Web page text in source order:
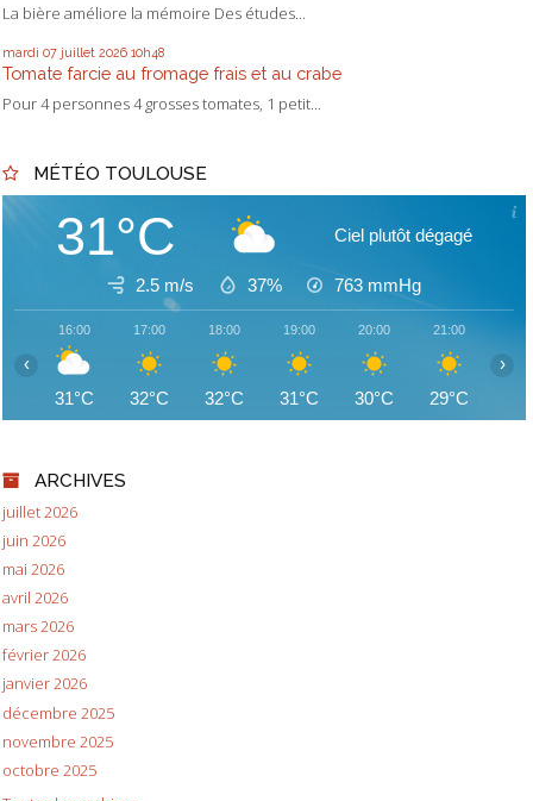
La bière améliore la mémoire Des études...
mardi 07 juillet 2026 10h48
Tomate farcie au fromage frais et au crabe
Pour 4 personnes 4 grosses tomates, 1 petit...
MÉTÉO TOULOUSE
31°C Ciel plutôt dégagé
2.5 m/s 37% 763 mmHg
16:00
31°C
17:00
32°C
18:00
32°C
19:00
31°C
20:00
30°C
21:00
29°C
‹ ›
ARCHIVES
juillet 2026
juin 2026
mai 2026
avril 2026
mars 2026
février 2026
janvier 2026
décembre 2025
novembre 2025
octobre 2025